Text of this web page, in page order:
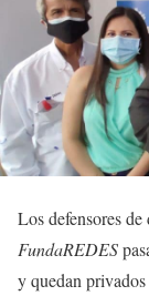
Los defensores
FundaREDES
y quedan